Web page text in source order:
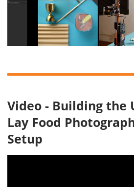
Video - Building the
Lay Food
Setup